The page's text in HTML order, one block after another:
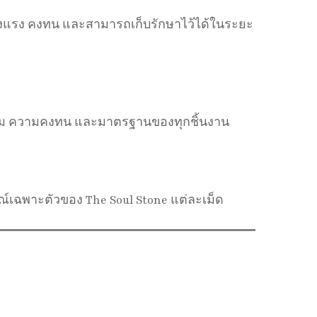
คงทน และสามารถเก็บรักษาไว้ได้ในระยะ
ความคงทน และมาตรฐานของทุกชิ้นงาน
พาะตัวของ The Soul Stone แต่ละเม็ด